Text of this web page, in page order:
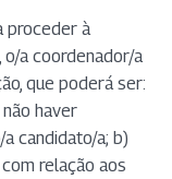
proceder à
a coordenador/a
que poderá ser:
haver
candidato/a; b)
relação aos